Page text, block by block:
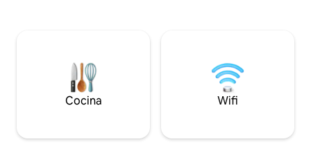
viajes de trabajo, escapadas rápidas o
estancias relajantes.
Para grupos más
unidades
rentar.
Cocina Wifi